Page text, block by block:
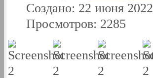
Создано: 22 июня 2022
Просмотров: 2285